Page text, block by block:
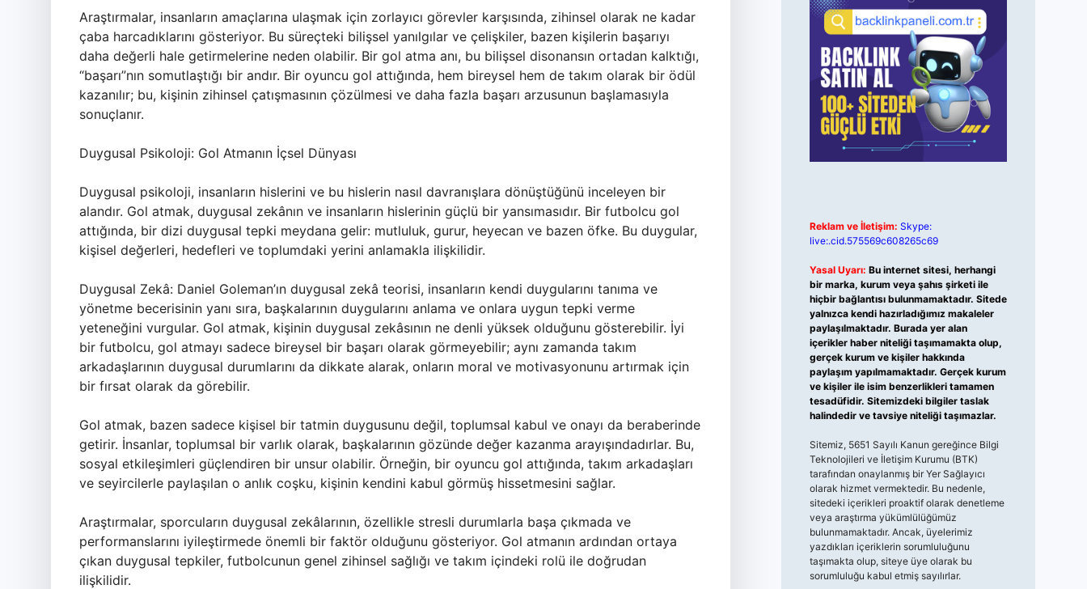
Araştırmalar, insanların amaçlarına ulaşmak için zorlayıcı görevler karşısında, zihinsel olarak ne kadar
çaba harcadıklarını gösteriyor. Bu süreçteki bilişsel yanılgılar ve çelişkiler, bazen kişilerin başarıyı
daha değerli hale getirmelerine neden olabilir. Bir gol atma anı, bu bilişsel disonansın ortadan kalktığı,
“başarı”nın somutlaştığı bir andır. Bir oyuncu gol attığında, hem bireysel hem de takım olarak bir ödül
kazanılır; bu, kişinin zihinsel çatışmasının çözülmesi ve daha fazla başarı arzusunun başlamasıyla
sonuçlanır.
Duygusal Psikoloji: Gol Atmanın İçsel Dünyası
Duygusal psikoloji, insanların hislerini ve bu hislerin nasıl davranışlara dönüştüğünü inceleyen bir
alandır. Gol atmak, duygusal zekânın ve insanların hislerinin güçlü bir yansımasıdır. Bir futbolcu gol
attığında, bir dizi duygusal tepki meydana gelir: mutluluk, gurur, heyecan ve bazen öfke. Bu duygular,
kişisel değerleri, hedefleri ve toplumdaki yerini anlamakla ilişkilidir.
Duygusal Zekâ: Daniel Goleman’ın duygusal zekâ teorisi, insanların kendi duygularını tanıma ve
yönetme becerisinin yanı sıra, başkalarının duygularını anlama ve onlara uygun tepki verme
yeteneğini vurgular. Gol atmak, kişinin duygusal zekâsının ne denli yüksek olduğunu gösterebilir. İyi
bir futbolcu, gol atmayı sadece bireysel bir başarı olarak görmeyebilir; aynı zamanda takım
arkadaşlarının duygusal durumlarını da dikkate alarak, onların moral ve motivasyonunu artırmak için
bir fırsat olarak da görebilir.
Gol atmak, bazen sadece kişisel bir tatmin duygusunu değil, toplumsal kabul ve onayı da beraberinde
getirir. İnsanlar, toplumsal bir varlık olarak, başkalarının gözünde değer kazanma arayışındadırlar. Bu,
sosyal etkileşimleri güçlendiren bir unsur olabilir. Örneğin, bir oyuncu gol attığında, takım arkadaşları
ve seyircilerle paylaşılan o anlık coşku, kişinin kendini kabul görmüş hissetmesini sağlar.
Araştırmalar, sporcuların duygusal zekâlarının, özellikle stresli durumlarla başa çıkmada ve
performanslarını iyileştirmede önemli bir faktör olduğunu gösteriyor. Gol atmanın ardından ortaya
çıkan duygusal tepkiler, futbolcunun genel zihinsel sağlığı ve takım içindeki rolü ile doğrudan
ilişkilidir.
Reklam ve İletişim: Skype:
live:.cid.575569c608265c69
Yasal Uyarı: Bu internet sitesi, herhangi
bir marka, kurum veya şahıs şirketi ile
hiçbir bağlantısı bulunmamaktadır. Sitede
yalnızca kendi hazırladığımız makaleler
paylaşılmaktadır. Burada yer alan
içerikler haber niteliği taşımamakta olup,
gerçek kurum ve kişiler hakkında
paylaşım yapılmamaktadır. Gerçek kurum
ve kişiler ile isim benzerlikleri tamamen
tesadüfidir. Sitemizdeki bilgiler taslak
halindedir ve tavsiye niteliği taşımazlar.
Sitemiz, 5651 Sayılı Kanun gereğince Bilgi
Teknolojileri ve İletişim Kurumu (BTK)
tarafından onaylanmış bir Yer Sağlayıcı
olarak hizmet vermektedir. Bu nedenle,
sitedeki içerikleri proaktif olarak denetleme
veya araştırma yükümlülüğümüz
bulunmamaktadır. Ancak, üyelerimiz
yazdıkları içeriklerin sorumluluğunu
taşımakta olup, siteye üye olarak bu
sorumluluğu kabul etmiş sayılırlar.